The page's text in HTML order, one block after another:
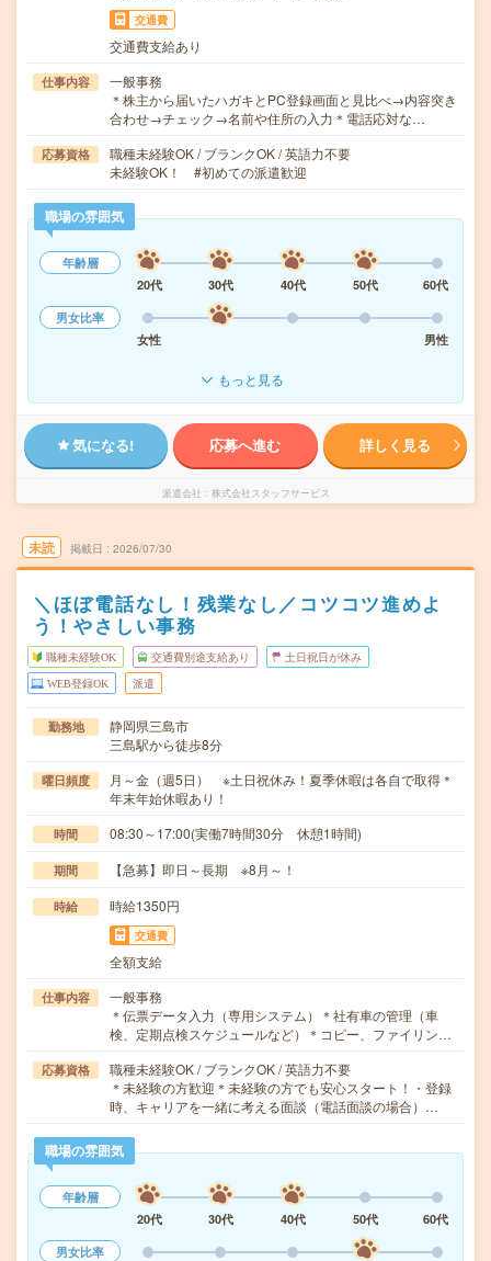
交通費
交通費支給あり
仕事内容
一般事務
＊株主から届いたハガキとPC登録画面と見比べ→内容突き
合わせ→チェック→名前や住所の入力＊電話応対な…
応募資格
職種未経験OK / ブランクOK / 英語力不要
未経験OK！ #初めての派遣歓迎
職場の雰囲気
年齢層
20代
30代 40代 50代
60代
男女比率
女性
男性
もっと見る
気になる! 応募へ進む 詳しく見る
派遣会社 株式会社スタッフサービス
未読 掲載日 2026/07/30
＼ほぼ電話なし！残業なし／コツコツ進めよ
う！やさしい事務
職種未経験OK 交通費別途支給あり 土日祝日が休み
WEB登録OK 派遣
勤務地
静岡県三島市
三島駅から徒歩8分
曜日頻度
月～金（週5日） ※土日祝休み！夏季休暇は各自で取得＊
年末年始休暇あり！
時間 08:30～17:00(実働7時間30分 休憩1時間)
期間 【急募】即日～長期 ※8月～！
時給 時給1350円
交通費
全額支給
仕事内容
一般事務
＊伝票データ入力（専用システム）＊社有車の管理（車
検、定期点検スケジュールなど）＊コピー、ファイリン…
応募資格
職種未経験OK / ブランクOK / 英語力不要
＊未経験の方歓迎＊未経験の方でも安心スタート！・登録
時、キャリアを一緒に考える面談（電話面談の場合）…
職場の雰囲気
年齢層
20代
30代 40代 50代
60代
男女比率